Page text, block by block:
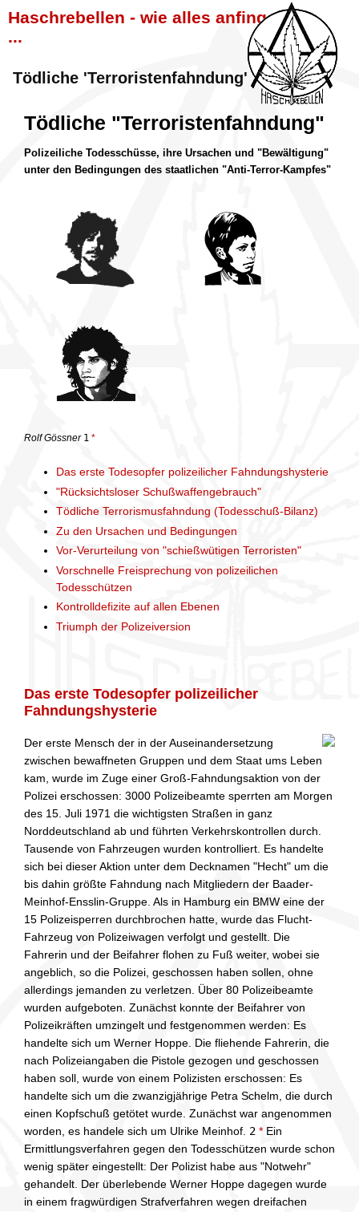
Haschrebellen - wie alles anfing
...
Tödliche 'Terroristenfahndung'
Tödliche "Terroristenfahndung"
Polizeiliche Todesschüsse, ihre Ursachen und "Bewältigung"
unter den Bedingungen des staatlichen "Anti-Terror-Kampfes"
Rolf Gössner 1 *
Das erste Todesopfer polizeilicher Fahndungshysterie
"Rücksichtsloser Schußwaffengebrauch"
Tödliche Terrorismusfahndung (Todesschuß-Bilanz)
Zu den Ursachen und Bedingungen
Vor-Verurteilung von "schießwütigen Terroristen"
Vorschnelle Freisprechung von polizeilichen
Todesschützen
Kontrolldefizite auf allen Ebenen
Triumph der Polizeiversion
Das erste Todesopfer polizeilicher
Fahndungshysterie
Der erste Mensch der in der Auseinandersetzung
zwischen bewaffneten Gruppen und dem Staat ums Leben
kam, wurde im Zuge einer Groß-Fahndungsaktion von der
Polizei erschossen: 3000 Polizeibeamte sperrten am Morgen
des 15. Juli 1971 die wichtigsten Straßen in ganz
Norddeutschland ab und führten Verkehrskontrollen durch.
Tausende von Fahrzeugen wurden kontrolliert. Es handelte
sich bei dieser Aktion unter dem Decknamen "Hecht" um die
bis dahin größte Fahndung nach Mitgliedern der Baader-
Meinhof-Ensslin-Gruppe. Als in Hamburg ein BMW eine der
15 Polizeisperren durchbrochen hatte, wurde das Flucht-
Fahrzeug von Polizeiwagen verfolgt und gestellt. Die
Fahrerin und der Beifahrer flohen zu Fuß weiter, wobei sie
angeblich, so die Polizei, geschossen haben sollen, ohne
allerdings jemanden zu verletzen. Über 80 Polizeibeamte
wurden aufgeboten. Zunächst konnte der Beifahrer von
Polizeikräften umzingelt und festgenommen werden: Es
handelte sich um Werner Hoppe. Die fliehende Fahrerin, die
nach Polizeiangaben die Pistole gezogen und geschossen
haben soll, wurde von einem Polizisten erschossen: Es
handelte sich um die zwanzigjährige Petra Schelm, die durch
einen Kopfschuß getötet wurde. Zunächst war angenommen
worden, es handele sich um Ulrike Meinhof. 2 * Ein
Ermittlungsverfahren gegen den Todesschützen wurde schon
wenig später eingestellt: Der Polizist habe aus "Notwehr"
gehandelt. Der überlebende Werner Hoppe dagegen wurde
in einem fragwürdigen Strafverfahren wegen dreifachen